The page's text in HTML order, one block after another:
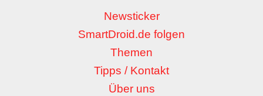
Newsticker
SmartDroid.de folgen
Themen
Tipps / Kontakt
Über uns